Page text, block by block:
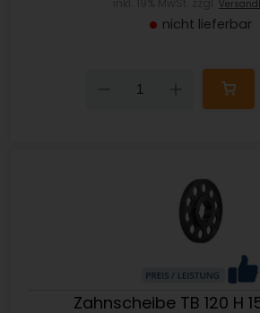
nicht lieferbar
Down
Zahnscheibe TB 120 H